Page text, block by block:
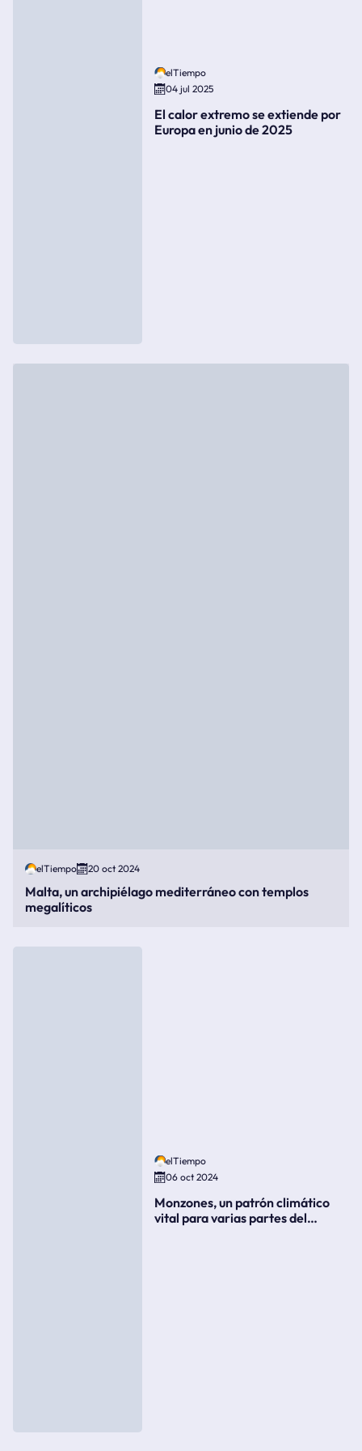
elTiempo
04 jul 2025
El calor extremo se extiende por
Europa en junio de 2025
elTiempo 20 oct 2024
Malta, un archipiélago mediterráneo con templos
megalíticos
elTiempo
06 oct 2024
Monzones, un patrón climático
vital para varias partes del